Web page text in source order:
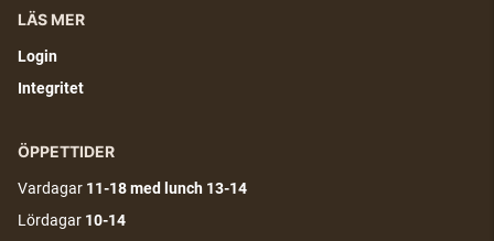
LÄS MER
Login
Integritet
ÖPPETTIDER
Vardagar 11-18med lunch 13-14
Lördagar 10-14